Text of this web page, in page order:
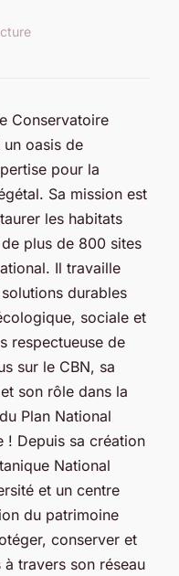
Conservatoire
un oasis de
pour la
Sa mission est
les habitats
plus de 800 sites
Il travaille
durables
sociale et
respectueuse de
sur le CBN, sa
son rôle dans la
Plan National
! Depuis sa création
National
et un centre
du patrimoine
conserver et
travers son réseau